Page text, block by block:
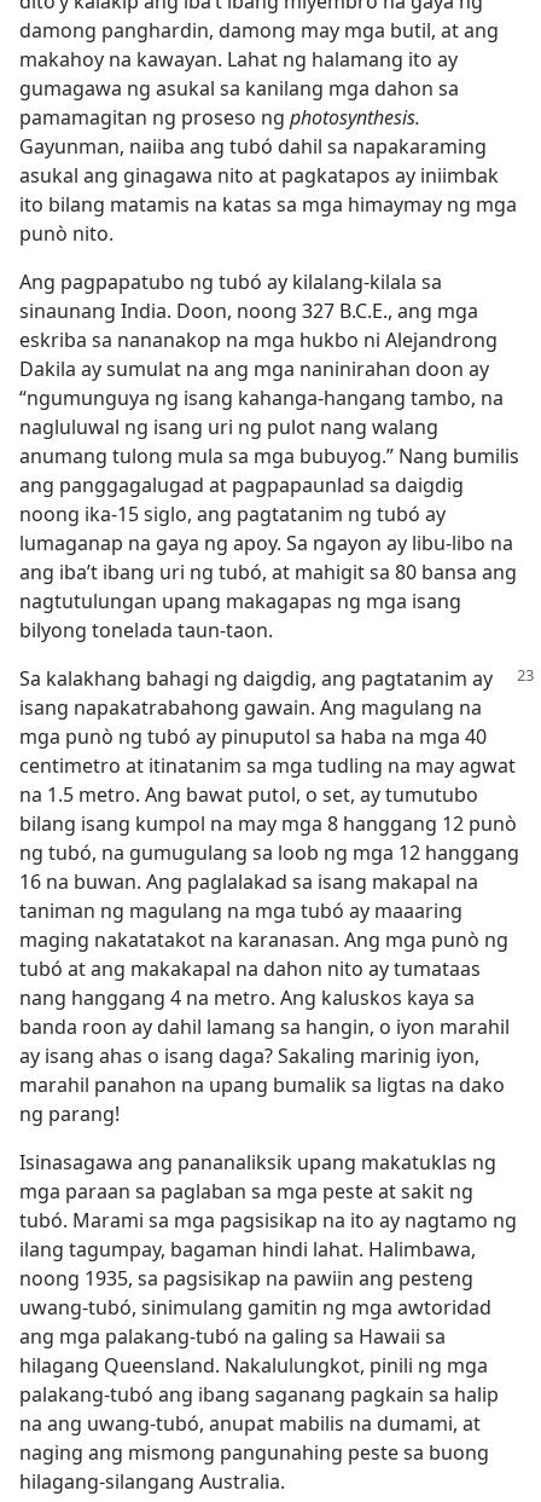
damong panghardin, damong may mga butil, at ang
makahoy na kawayan. Lahat ng halamang ito ay
gumagawa ng asukal sa kanilang mga dahon sa
pamamagitan ng proseso ng photosynthesis.
Gayunman, naiiba ang tubó dahil sa napakaraming
asukal ang ginagawa nito at pagkatapos ay iniimbak
ito bilang matamis na katas sa mga himaymay ng mga
punò nito.
Ang pagpapatubo ng tubó ay kilalang-kilala sa
sinaunang India. Doon, noong 327 B.C.E., ang mga
eskriba sa nananakop na mga hukbo ni Alejandrong
Dakila ay sumulat na ang mga naninirahan doon ay
“ngumunguya ng isang kahanga-hangang tambo, na
nagluluwal ng isang uri ng pulot nang walang
anumang tulong mula sa mga bubuyog.” Nang bumilis
ang panggagalugad at pagpapaunlad sa daigdig
noong ika-15 siglo, ang pagtatanim ng tubó ay
lumaganap na gaya ng apoy. Sa ngayon ay libu-libo na
ang iba’t ibang uri ng tubó, at mahigit sa 80 bansa ang
nagtutulungan upang makagapas ng mga isang
bilyong tonelada taun-taon.
Sa kalakhang bahagi ng daigdig, ang pagtatanim ay
isang napakatrabahong gawain. Ang magulang na
mga punò ng tubó ay pinuputol sa haba na mga 40
centimetro at itinatanim sa mga tudling na may agwat
na 1.5 metro. Ang bawat putol, o set, ay tumutubo
bilang isang kumpol na may mga 8 hanggang 12 punò
ng tubó, na gumugulang sa loob ng mga 12 hanggang
16 na buwan. Ang paglalakad sa isang makapal na
taniman ng magulang na mga tubó ay maaaring
maging nakatatakot na karanasan. Ang mga punò ng
tubó at ang makakapal na dahon nito ay tumataas
nang hanggang 4 na metro. Ang kaluskos kaya sa
banda roon ay dahil lamang sa hangin, o iyon marahil
ay isang ahas o isang daga? Sakaling marinig iyon,
marahil panahon na upang bumalik sa ligtas na dako
ng parang!
Isinasagawa ang pananaliksik upang makatuklas ng
mga paraan sa paglaban sa mga peste at sakit ng
tubó. Marami sa mga pagsisikap na ito ay nagtamo ng
ilang tagumpay, bagaman hindi lahat. Halimbawa,
noong 1935, sa pagsisikap na pawiin ang pesteng
uwang-tubó, sinimulang gamitin ng mga awtoridad
ang mga palakang-tubó na galing sa Hawaii sa
hilagang Queensland. Nakalulungkot, pinili ng mga
palakang-tubó ang ibang saganang pagkain sa halip
na ang uwang-tubó, anupat mabilis na dumami, at
naging ang mismong pangunahing peste sa buong
hilagang-silangang Australia.